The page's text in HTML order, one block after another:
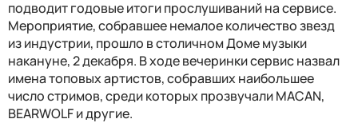
подводит годовые итоги прослушиваний на сервисе.
Мероприятие, собравшее немалое количество звезд
из индустрии, прошло в столичном Доме музыки
накануне, 2 декабря. В ходе вечеринки сервис назвал
имена топовых артистов, собравших наибольшее
число стримов, среди которых прозвучали MACAN,
BEARWOLF и другие.